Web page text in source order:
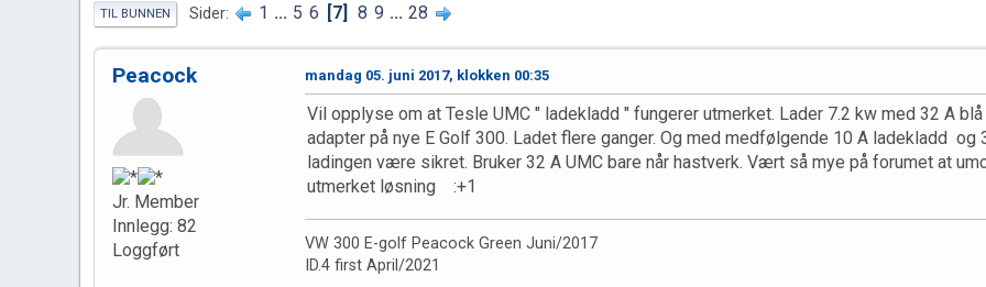
TIL BUNNEN Sider 1 ... 5 6 7 8 9 ... 28
Peacock
Jr. Member
Innlegg: 82
Loggført
mandag 05. juni 2017, klokken 00:35
Vil opplyse om at Tesle UMC " ladekladd " fungerer utmerket. Lader 7.2 kw med 32 A
adapter på nye E Golf 300. Ladet flere ganger. Og med medfølgende 10 A ladekladd
ladingen være sikret. Bruker 32 A UMC bare når hastverk. Vært så mye på forumet at
utmerket løsning :+1
VW 300 E-golf Peacock Green Juni/2017
ID.4 first April/2021